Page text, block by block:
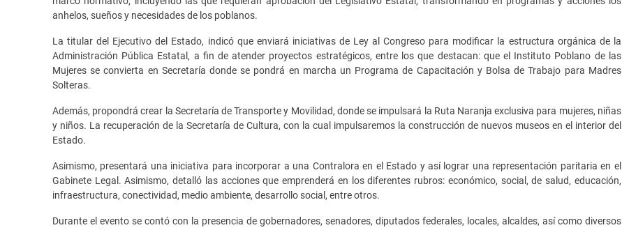
anhelos, sueños y necesidades de los poblanos.
La titular del Ejecutivo del Estado, indicó que enviará iniciativas de Ley al Congreso para modificar la estructura orgánica de la
Administración Pública Estatal, a fin de atender proyectos estratégicos, entre los que destacan: que el Instituto Poblano de las
Mujeres se convierta en Secretaría donde se pondrá en marcha un Programa de Capacitación y Bolsa de Trabajo para Madres
Solteras.
Además, propondrá crear la Secretaría de Transporte y Movilidad, donde se impulsará la Ruta Naranja exclusiva para mujeres, niñas
y niños. La recuperación de la Secretaría de Cultura, con la cual impulsaremos la construcción de nuevos museos en el interior del
Estado.
Asimismo, presentará una iniciativa para incorporar a una Contralora en el Estado y así lograr una representación paritaria en el
Gabinete Legal. Asimismo, detalló las acciones que emprenderá en los diferentes rubros: económico, social, de salud, educación,
infraestructura, conectividad, medio ambiente, desarrollo social, entre otros.
Durante el evento se contó con la presencia de gobernadores, senadores, diputados federales, locales, alcaldes, así como diversos